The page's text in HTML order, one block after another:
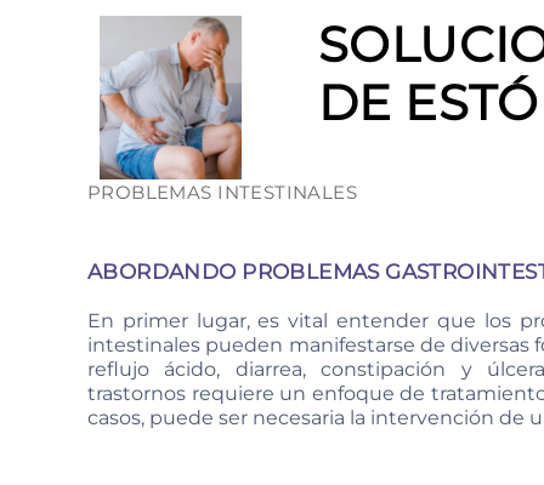
DE
PROBLEMAS INTESTINALES
ABORDANDO PROBLEMAS
En primer lugar, es vital entender que los
intestinales pueden manifestarse de diversas
reflujo ácido, diarrea, constipación y
trastornos requiere un enfoque de
casos, puede ser necesaria la intervención de